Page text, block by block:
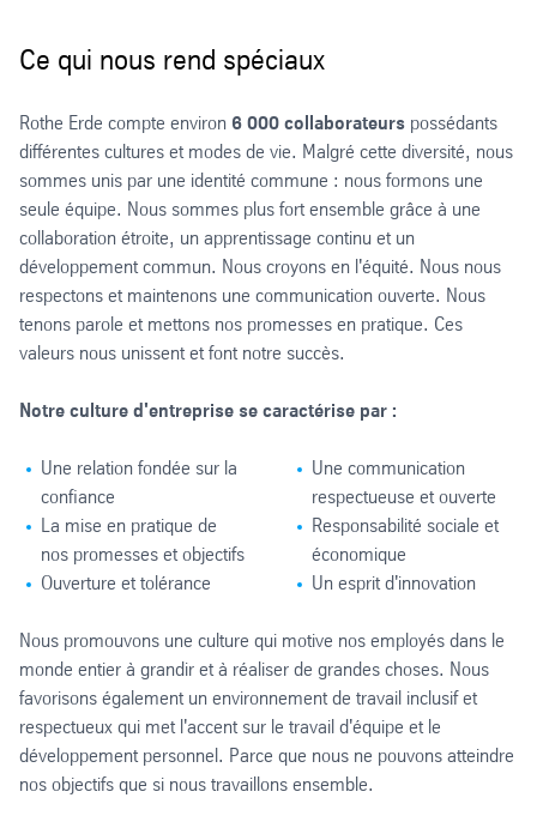
Ce qui nous rend spéciaux
Rothe Erde compte environ 6 000 collaborateurs possédants
différentes cultures et modes de vie. Malgré cette diversité, nous
sommes unis par une identité commune : nous formons une
seule équipe. Nous sommes plus fort ensemble grâce à une
collaboration étroite, un apprentissage continu et un
développement commun. Nous croyons en l'équité. Nous nous
respectons et maintenons une communication ouverte. Nous
tenons parole et mettons nos promesses en pratique. Ces
valeurs nous unissent et font notre succès.
Notre culture d'entreprise se caractérise par :
Une relation fondée sur la
confiance
La mise en pratique de
nos promesses et objectifs
Ouverture et tolérance
Une communication
respectueuse et ouverte
Responsabilité sociale et
économique
Un esprit d'innovation
Nous promouvons une culture qui motive nos employés dans le
monde entier à grandir et à réaliser de grandes choses. Nous
favorisons également un environnement de travail inclusif et
respectueux qui met l'accent sur le travail d'équipe et le
développement personnel. Parce que nous ne pouvons atteindre
nos objectifs que si nous travaillons ensemble.